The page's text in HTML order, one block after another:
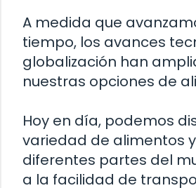
A medida que
tiempo, los avances
globalización han
nuestras opciones de
Hoy en día, podemos
variedad de alimentos
diferentes partes del
a la facilidad de